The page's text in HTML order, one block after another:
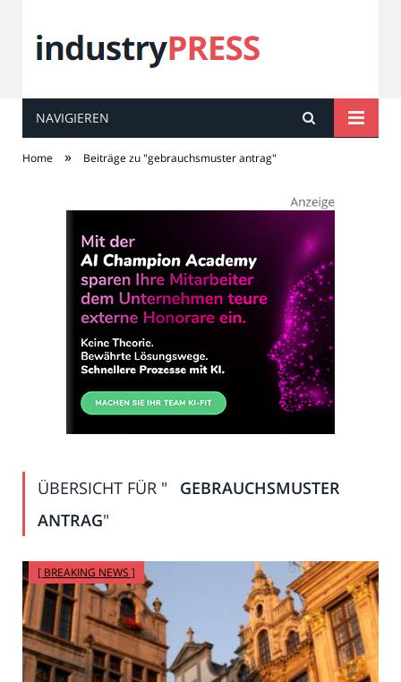
industryPRESS
NAVIGIEREN
Home » Beiträge zu "gebrauchsmuster antrag"
ÜBERSICHT FÜR "
GEBRAUCHSMUSTER
ANTRAG"
[ BREAKING NEWS ]